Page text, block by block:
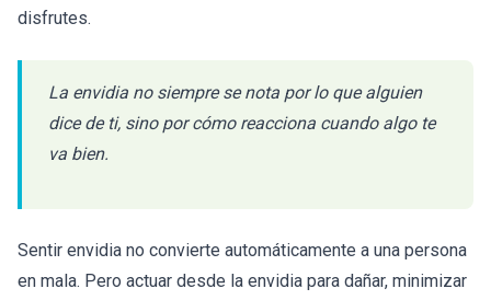
disfrutes.
La envidia no siempre se nota por lo que alguien
dice de ti, sino por cómo reacciona cuando algo te
va bien.
Sentir envidia no convierte automáticamente a una persona
en mala. Pero actuar desde la envidia para dañar, minimizar